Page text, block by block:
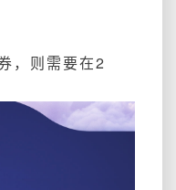
，则需要在2